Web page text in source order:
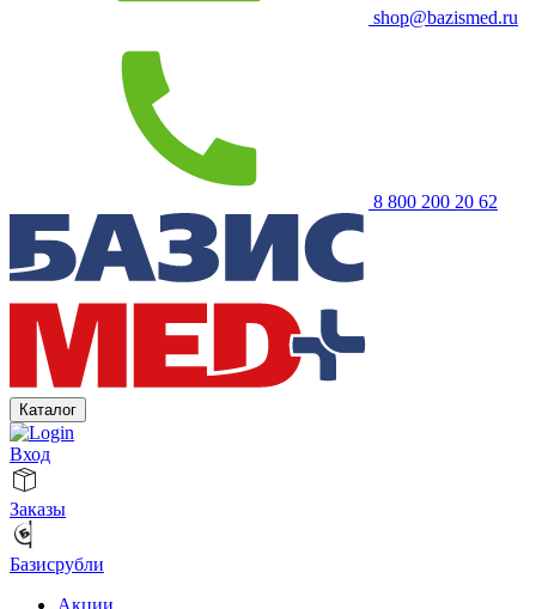
shop@bazismed.ru
8 800 200 20 62
Каталог
Вход
Заказы
Базисрубли
Акции